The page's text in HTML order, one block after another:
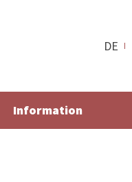
DE
Information